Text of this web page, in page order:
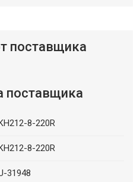
поставщика
поставщика
8-220R
8-220R
31948